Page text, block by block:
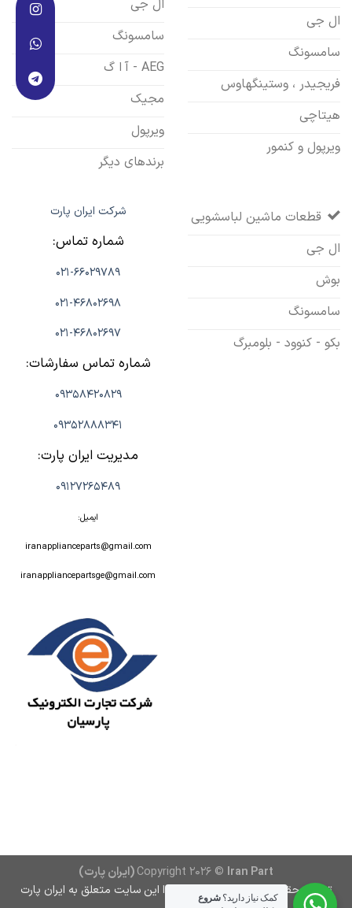
ال جی
سامسونگ
فریجیدر ، وستینگهاوس
هیتاچی
ویرپول و کنمور
ال جی
سامسونگ
AEG - آ ا گ
مجیک
ویرپول
برندهای دیگر
قطعات ماشین لباسشویی
ال جی
بوش
سامسونگ
بکو - کنوود - بلومبرگ
شرکت ایران پارت
شماره تماس:
021-66029789
021-46802698
021-46802697
شماره تماس سفارشات:
09358420829
09352888341
مدیریت ایران پارت:
09127265489
ایمیل:
iranapplianceparts@gmail.com
iranappliancepartsge@gmail.com
Copyright 2026 © Iran Part (ایران پارت)
تمامی حقوق مادی و معنوی و محتوا این سایت متعلق به ایران پارت
کمک نیاز دارید؟شروع